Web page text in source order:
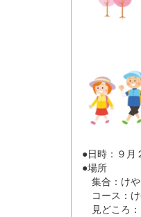
●日時：９月
●場所
集合：け
コース：
見どころ：